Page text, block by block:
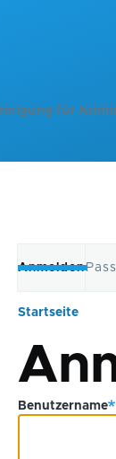
für
Reiter
Anmelden
Startseite
Benutzername